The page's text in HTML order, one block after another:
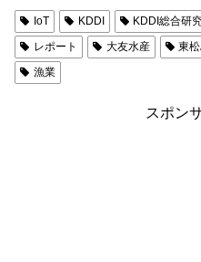
IoT KDDI KDDI総合研
レポート
大友水産 東
漁業
スポン